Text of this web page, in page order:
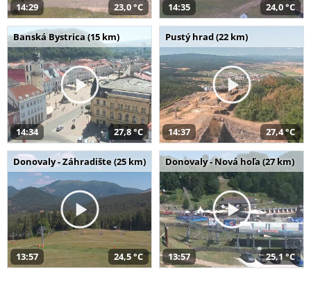
14:29 23,0 °C 14:35 24,0 °C
Banská Bystrica (15 km)
14:34 27,8 °C
Pustý hrad (22 km)
14:37 27,4 °C
Donovaly - Záhradište (25 km)
13:57 24,5 °C
Donovaly - Nová hoľa (27 km)
13:57 25,1 °C